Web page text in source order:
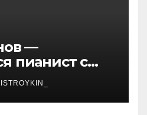
—
пианист с
и